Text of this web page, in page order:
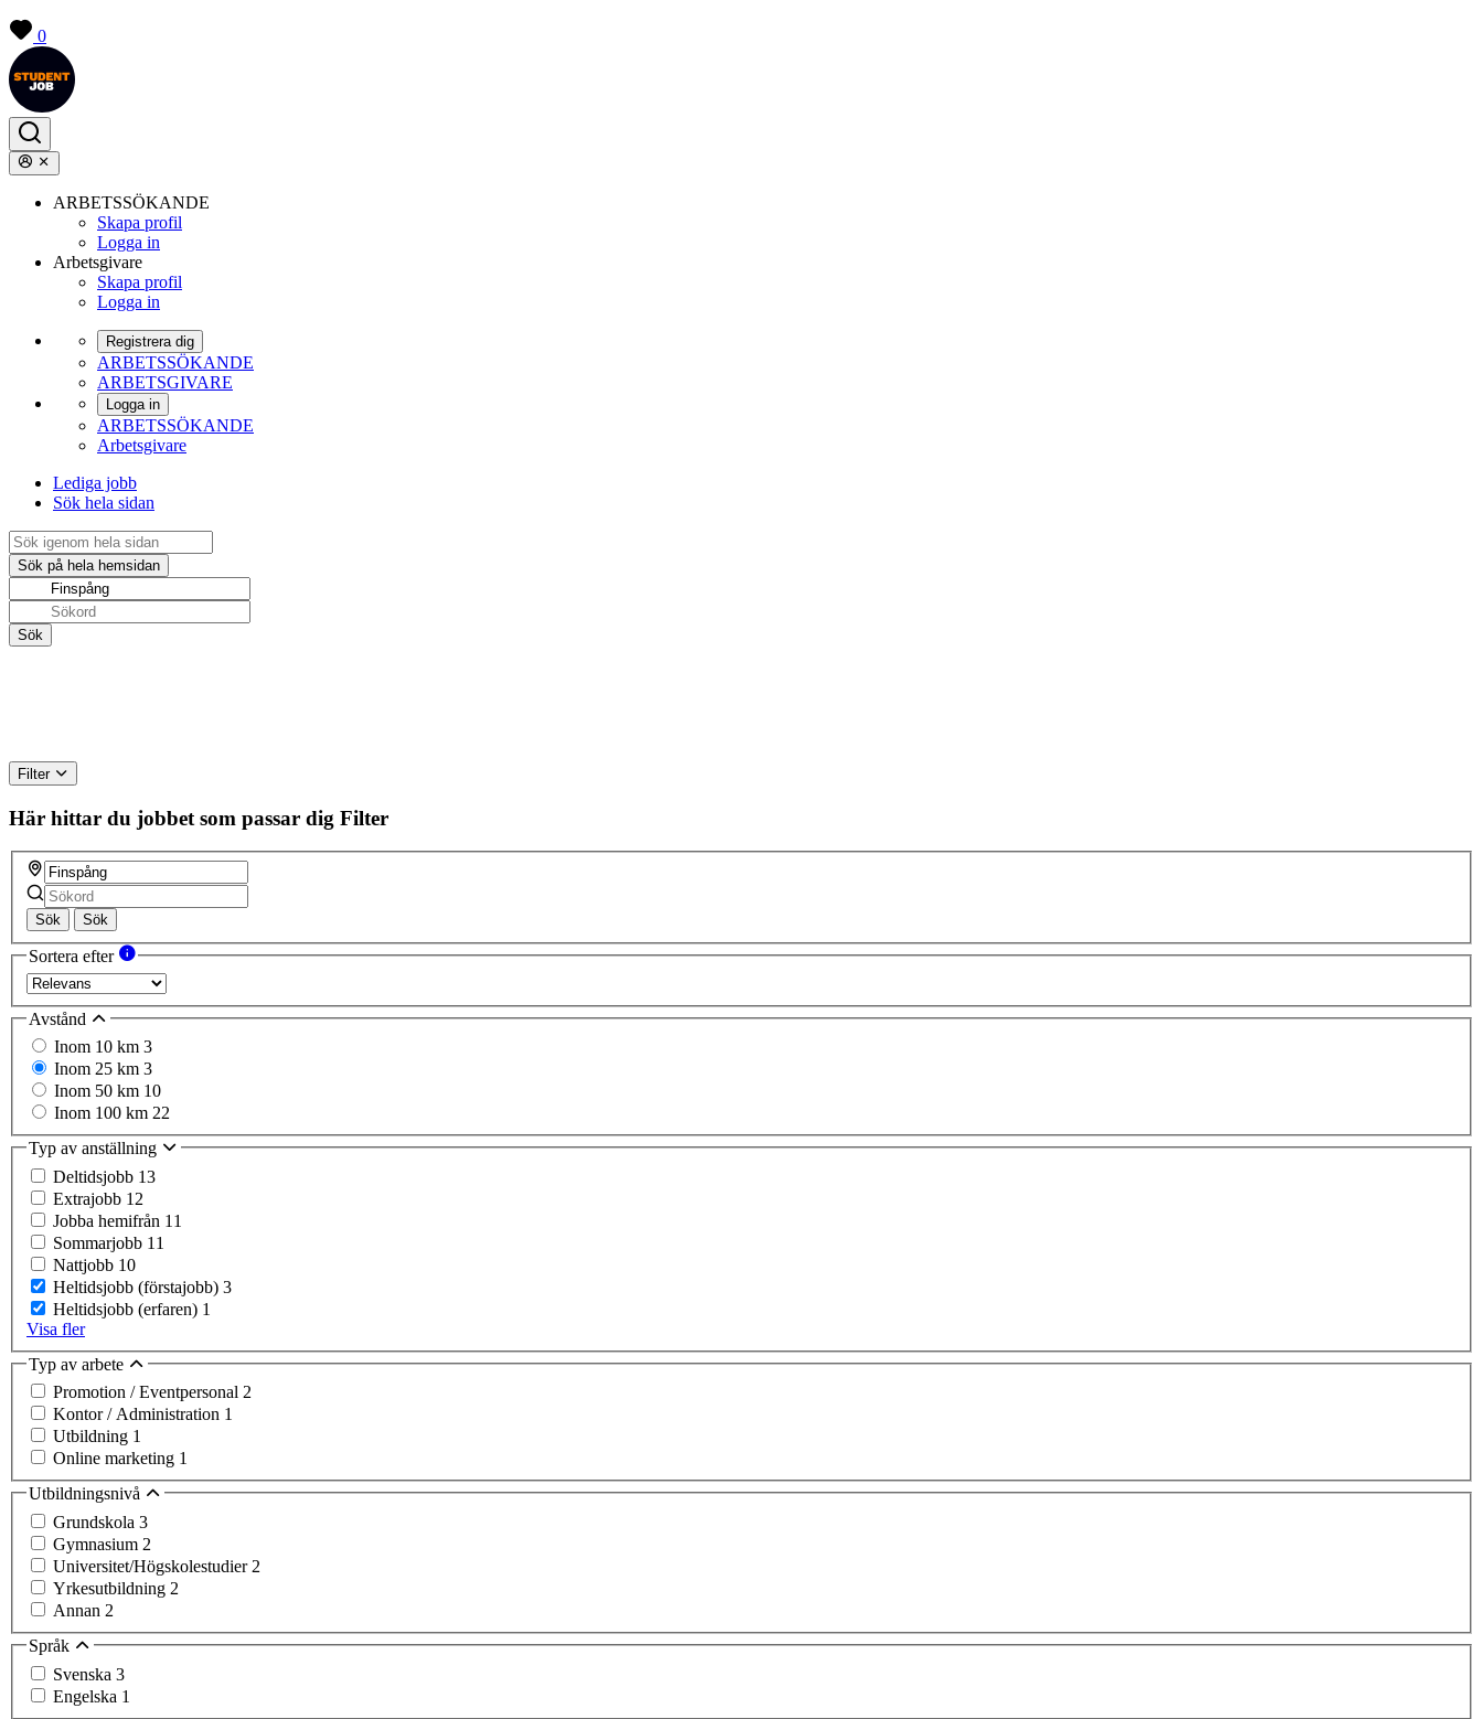
0
ARBETSSÖKANDE
Skapa profil
Logga in
Arbetsgivare
Skapa profil
Logga in
Registrera dig
ARBETSSÖKANDE
ARBETSGIVARE
Logga in
ARBETSSÖKANDE
Arbetsgivare
Lediga jobb
Sök hela sidan
Filter
Här hittar du jobbet som passar dig Filter
Sök Sök
Sortera efter
Avstånd
Inom 10 km 3
Inom 25 km 3
Inom 50 km 10
Inom 100 km 22
Typ av anställning
Deltidsjobb 13
Extrajobb 12
Jobba hemifrån 11
Sommarjobb 11
Nattjobb 10
Heltidsjobb (förstajobb) 3
Heltidsjobb (erfaren) 1
Visa fler
Typ av arbete
Promotion / Eventpersonal 2
Kontor / Administration 1
Utbildning 1
Online marketing 1
Utbildningsnivå
Grundskola 3
Gymnasium 2
Universitet/Högskolestudier 2
Yrkesutbildning 2
Annan 2
Språk
Svenska 3
Engelska 1